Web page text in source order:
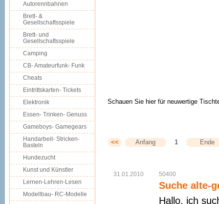
Schauen Sie hier für neuwertige
<< Anfang 1 Ende
31.01.2010 50400
Suche alte-
Hallo, ich
Autorennbahnen
Brett- &
Gesellschaftsspiele
Brett- und
Gesellschaftsspiele
Camping
CB- Amateurfunk- Funk
Cheats
Eintrittskarten- Tickets
Elektronik
Essen- Trinken- Genuss
Gameboys- Gamegears
Handarbeit- Stricken-
Basteln
Hundezucht
Kunst und Künstler
Lernen-Lehren-Lesen
Modellbau- RC-Modelle